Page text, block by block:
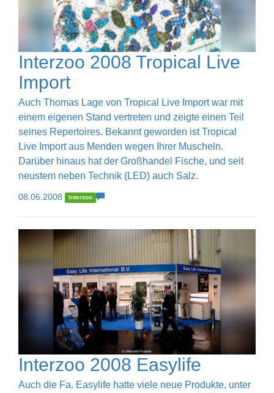
Interzoo 2008 Tropical Live
Import
Auch Thomas Lage von Tropical Live Import war mit
einem eigenen Stand vertreten und zeigte einen Teil
seines Repertoires. Bekannt geworden ist Tropical
Live Import aus Menden wegen Ihrer Muscheln.
Darüber hinaus hat der Großhandel Fische, und seit
neustem neben Technik (LED) auch Salz.
08.06.2008 Interzoo
Interzoo 2008 Easylife
Auch die Fa. Easylife hatte viele neue Produkte, unter